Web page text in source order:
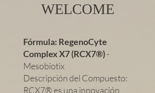
WELCOME
Fórmula: RegenoCyte
Complex X7 (RCX7®)-
Mesobiotix
Descripción del Compuesto:
RCX7® es una innovación